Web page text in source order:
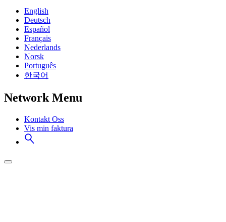
English
Deutsch
Español
Français
Nederlands
Norsk
Português
한국어
Network Menu
Kontakt Oss
Vis min faktura